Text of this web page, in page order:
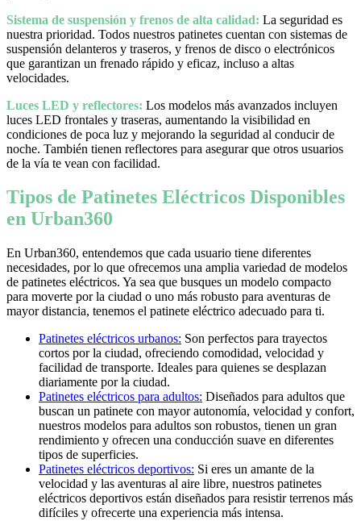
Sistema de suspensión y frenos de alta calidad: La seguridad es
nuestra prioridad. Todos nuestros patinetes cuentan con sistemas de
suspensión delanteros y traseros, y frenos de disco o electrónicos
que garantizan un frenado rápido y eficaz, incluso a altas
velocidades.
Luces LED y reflectores: Los modelos más avanzados incluyen
luces LED frontales y traseras, aumentando la visibilidad en
condiciones de poca luz y mejorando la seguridad al conducir de
noche. También tienen reflectores para asegurar que otros usuarios
de la vía te vean con facilidad.
Tipos de Patinetes Eléctricos Disponibles
en Urban360
En Urban360, entendemos que cada usuario tiene diferentes
necesidades, por lo que ofrecemos una amplia variedad de modelos
de patinetes eléctricos. Ya sea que busques un modelo compacto
para moverte por la ciudad o uno más robusto para aventuras de
mayor distancia, tenemos el patinete eléctrico adecuado para ti.
Patinetes eléctricos urbanos: Son perfectos para trayectos
cortos por la ciudad, ofreciendo comodidad, velocidad y
facilidad de transporte. Ideales para quienes se desplazan
diariamente por la ciudad.
Patinetes eléctricos para adultos: Diseñados para adultos que
buscan un patinete con mayor autonomía, velocidad y confort,
nuestros modelos para adultos son robustos, tienen un gran
rendimiento y ofrecen una conducción suave en diferentes
tipos de superficies.
Patinetes eléctricos deportivos: Si eres un amante de la
velocidad y las aventuras al aire libre, nuestros patinetes
eléctricos deportivos están diseñados para resistir terrenos más
difíciles y ofrecerte una experiencia más intensa.